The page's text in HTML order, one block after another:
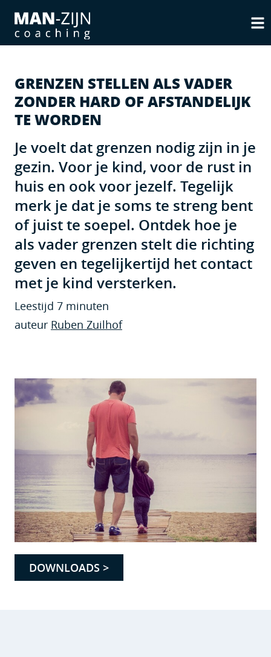
GRENZEN STELLEN ALS VADER
ZONDER HARD OF AFSTANDELIJK
TE WORDEN
Je voelt dat grenzen nodig zijn in je
gezin. Voor je kind, voor de rust in
huis en ook voor jezelf. Tegelijk
merk je dat je soms te streng bent
of juist te soepel. Ontdek hoe je
als vader grenzen stelt die richting
geven en tegelijkertijd het contact
met je kind versterken.
Leestijd 7 minuten
auteur Ruben Zuilhof
DOWNLOADS >